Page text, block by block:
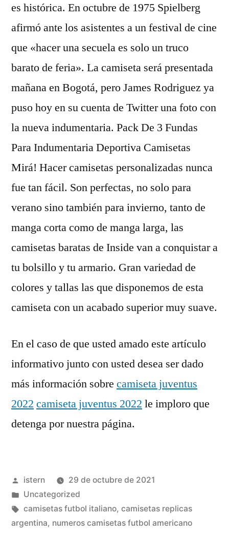
es histórica. En octubre de 1975 Spielberg
afirmó ante los asistentes a un festival de cine
que «hacer una secuela es solo un truco
barato de feria». La camiseta será presentada
mañana en Bogotá, pero James Rodriguez ya
puso hoy en su cuenta de Twitter una foto con
la nueva indumentaria. Pack De 3 Fundas
Para Indumentaria Deportiva Camisetas
Mirá! Hacer camisetas personalizadas nunca
fue tan fácil. Son perfectas, no solo para
verano sino también para invierno, tanto de
manga corta como de manga larga, las
camisetas baratas de Inside van a conquistar a
tu bolsillo y tu armario. Gran variedad de
colores y tallas las que disponemos de esta
camiseta con un acabado superior muy suave.
En el caso de que usted amado este artículo
informativo junto con usted desea ser dado
más información sobre camiseta juventus
2022 camiseta juventus 2022 le imploro que
detenga por nuestra página.
Publicado
por
istern
29 de octubre de 2021
Publicado
en
Uncategorized
Etiquetas:
camisetas futbol italiano, camisetas replicas
argentina, numeros camisetas futbol americano